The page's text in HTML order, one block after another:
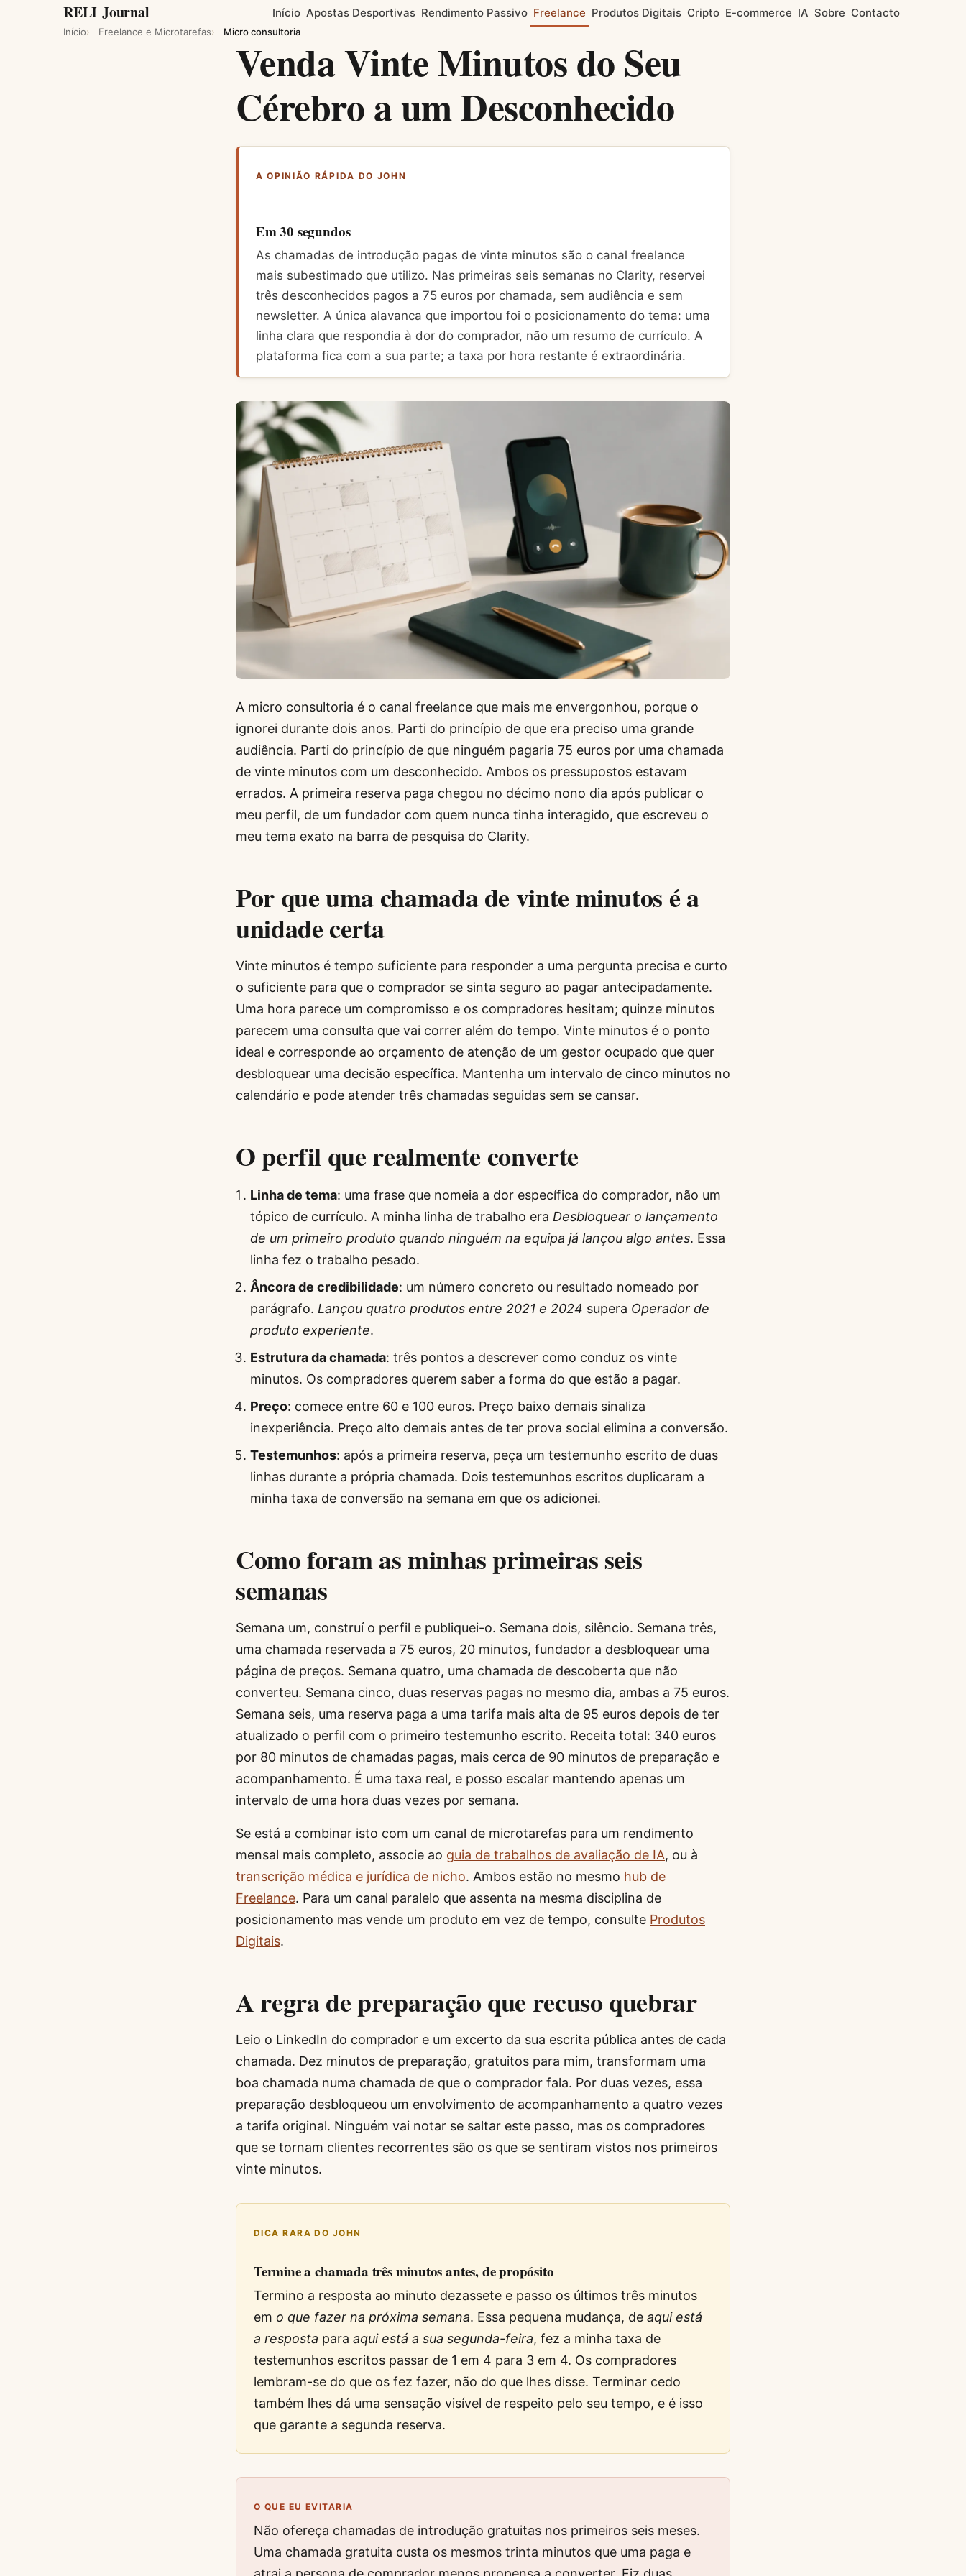
RELI Journal Início Apostas Desportivas Rendimento Passivo Freelance Produtos Digitais Cripto E-commerce IA Sobre Contacto
Início Freelance e Microtarefas Micro consultoria
Venda Vinte Minutos do Seu
Cérebro a um Desconhecido
A OPINIÃO RÁPIDA DO JOHN
Em 30 segundos
As chamadas de introdução pagas de vinte minutos são o canal freelance
mais subestimado que utilizo. Nas primeiras seis semanas no Clarity, reservei
três desconhecidos pagos a 75 euros por chamada, sem audiência e sem
newsletter. A única alavanca que importou foi o posicionamento do tema: uma
linha clara que respondia à dor do comprador, não um resumo de currículo. A
plataforma fica com a sua parte; a taxa por hora restante é extraordinária.
A micro consultoria é o canal freelance que mais me envergonhou, porque o
ignorei durante dois anos. Parti do princípio de que era preciso uma grande
audiência. Parti do princípio de que ninguém pagaria 75 euros por uma chamada
de vinte minutos com um desconhecido. Ambos os pressupostos estavam
errados. A primeira reserva paga chegou no décimo nono dia após publicar o
meu perfil, de um fundador com quem nunca tinha interagido, que escreveu o
meu tema exato na barra de pesquisa do Clarity.
Por que uma chamada de vinte minutos é a
unidade certa
Vinte minutos é tempo suficiente para responder a uma pergunta precisa e curto
o suficiente para que o comprador se sinta seguro ao pagar antecipadamente.
Uma hora parece um compromisso e os compradores hesitam; quinze minutos
parecem uma consulta que vai correr além do tempo. Vinte minutos é o ponto
ideal e corresponde ao orçamento de atenção de um gestor ocupado que quer
desbloquear uma decisão específica. Mantenha um intervalo de cinco minutos no
calendário e pode atender três chamadas seguidas sem se cansar.
O perfil que realmente converte
Linha de tema: uma frase que nomeia a dor específica do comprador, não um
tópico de currículo. A minha linha de trabalho era Desbloquear o lançamento
de um primeiro produto quando ninguém na equipa já lançou algo antes. Essa
linha fez o trabalho pesado.
Âncora de credibilidade: um número concreto ou resultado nomeado por
parágrafo. Lançou quatro produtos entre 2021 e 2024 supera Operador de
produto experiente.
Estrutura da chamada: três pontos a descrever como conduz os vinte
minutos. Os compradores querem saber a forma do que estão a pagar.
Preço: comece entre 60 e 100 euros. Preço baixo demais sinaliza
inexperiência. Preço alto demais antes de ter prova social elimina a conversão.
Testemunhos: após a primeira reserva, peça um testemunho escrito de duas
linhas durante a própria chamada. Dois testemunhos escritos duplicaram a
minha taxa de conversão na semana em que os adicionei.
Como foram as minhas primeiras seis
semanas
Semana um, construí o perfil e publiquei-o. Semana dois, silêncio. Semana três,
uma chamada reservada a 75 euros, 20 minutos, fundador a desbloquear uma
página de preços. Semana quatro, uma chamada de descoberta que não
converteu. Semana cinco, duas reservas pagas no mesmo dia, ambas a 75 euros.
Semana seis, uma reserva paga a uma tarifa mais alta de 95 euros depois de ter
atualizado o perfil com o primeiro testemunho escrito. Receita total: 340 euros
por 80 minutos de chamadas pagas, mais cerca de 90 minutos de preparação e
acompanhamento. É uma taxa real, e posso escalar mantendo apenas um
intervalo de uma hora duas vezes por semana.
Se está a combinar isto com um canal de microtarefas para um rendimento
mensal mais completo, associe ao guia de trabalhos de avaliação de IA, ou à
transcrição médica e jurídica de nicho. Ambos estão no mesmo hub de
Freelance. Para um canal paralelo que assenta na mesma disciplina de
posicionamento mas vende um produto em vez de tempo, consulte Produtos
Digitais.
A regra de preparação que recuso quebrar
Leio o LinkedIn do comprador e um excerto da sua escrita pública antes de cada
chamada. Dez minutos de preparação, gratuitos para mim, transformam uma
boa chamada numa chamada de que o comprador fala. Por duas vezes, essa
preparação desbloqueou um envolvimento de acompanhamento a quatro vezes
a tarifa original. Ninguém vai notar se saltar este passo, mas os compradores
que se tornam clientes recorrentes são os que se sentiram vistos nos primeiros
vinte minutos.
DICA RARA DO JOHN
Termine a chamada três minutos antes, de propósito
Termino a resposta ao minuto dezassete e passo os últimos três minutos
em o que fazer na próxima semana. Essa pequena mudança, de aqui está
a resposta para aqui está a sua segunda-feira, fez a minha taxa de
testemunhos escritos passar de 1 em 4 para 3 em 4. Os compradores
lembram-se do que os fez fazer, não do que lhes disse. Terminar cedo
também lhes dá uma sensação visível de respeito pelo seu tempo, e é isso
que garante a segunda reserva.
O QUE EU EVITARIA
Não ofereça chamadas de introdução gratuitas nos primeiros seis meses.
Uma chamada gratuita custa os mesmos trinta minutos que uma paga e